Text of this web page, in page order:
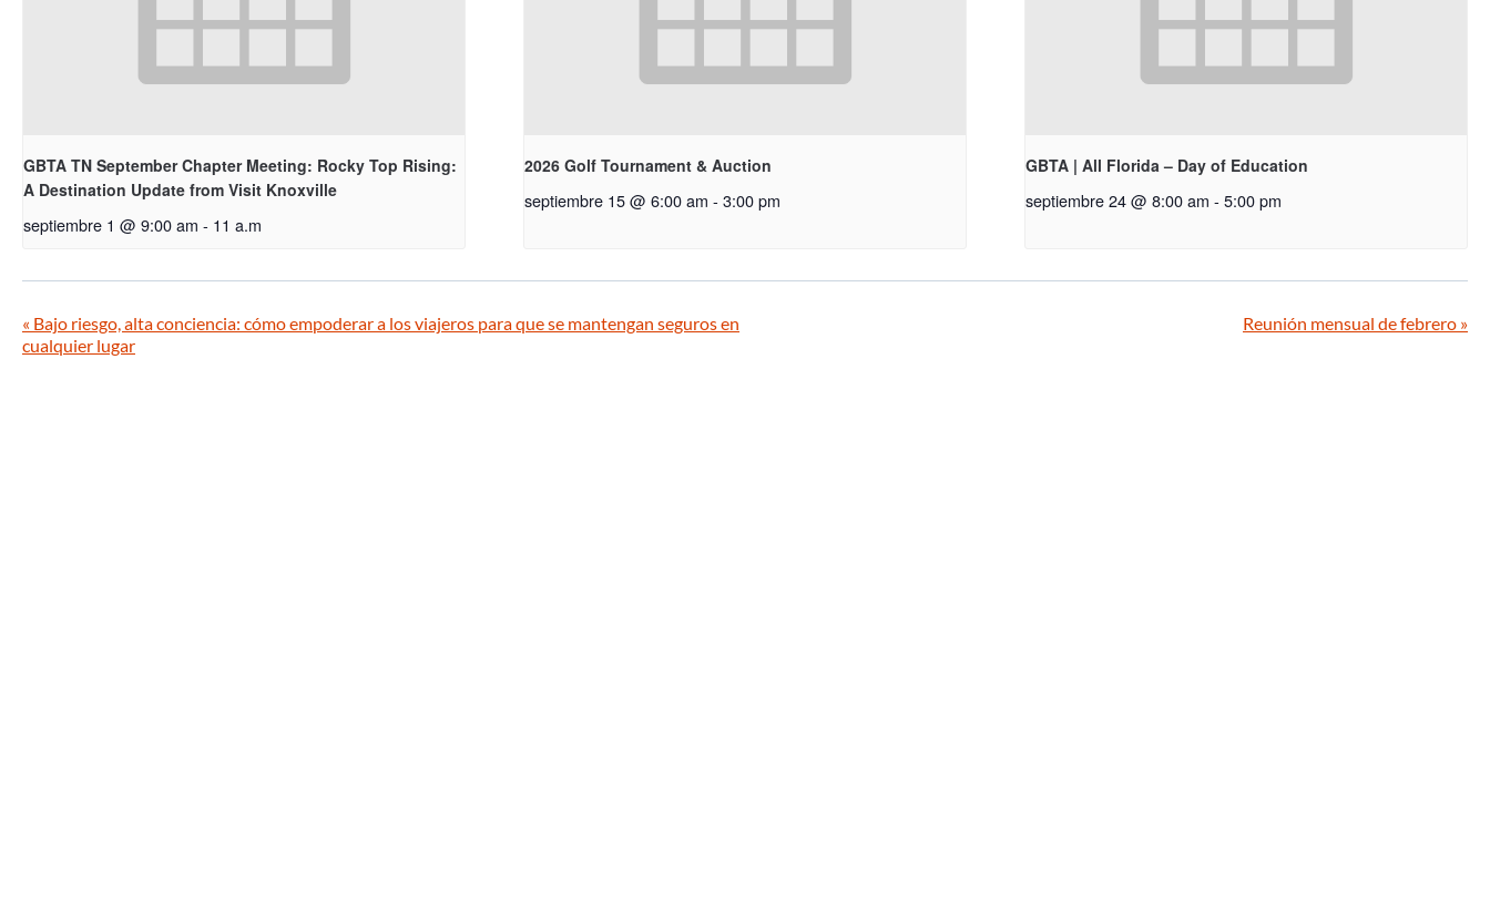
GBTA TN September Chapter Meeting: Rocky Top Rising:
A Destination Update from Visit Knoxville
septiembre 1 @ 9:00 am - 11 a.m
2026 Golf Tournament & Auction
septiembre 15 @ 6:00 am - 3:00 pm
GBTA | All Florida – Day of Education
septiembre 24 @ 8:00 am - 5:00 pm
« Bajo riesgo, alta conciencia: cómo empoderar a los viajeros para que se mantengan seguros en
cualquier lugar
Reunión mensual de febrero »